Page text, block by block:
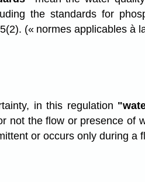
the standards for
(« normes applicables à
in this regulation
not the flow or presence of
or occurs only during a